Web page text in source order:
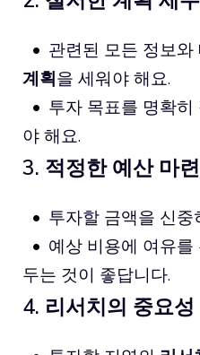
관련된 모든 정보와
계획을 세워야 해요.
투자 목표를 명확히
야 해요.
3. 적정한 예산 마련
투자할 금액을 신중
예상 비용에 여유를
두는 것이 좋답니다.
4. 리서치의 중요성